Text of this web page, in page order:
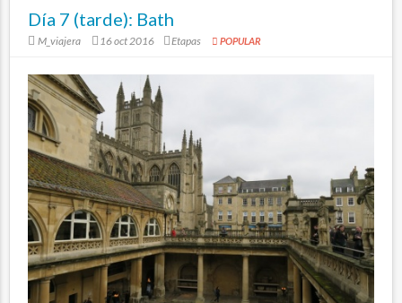
Día 7 (tarde): Bath
M_viajera 16 oct 2016 Etapas POPULAR